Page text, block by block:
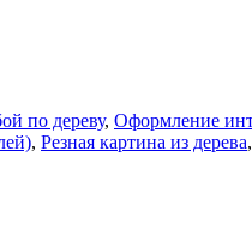
по дереву, Оформление
, Резная картина из дерева,